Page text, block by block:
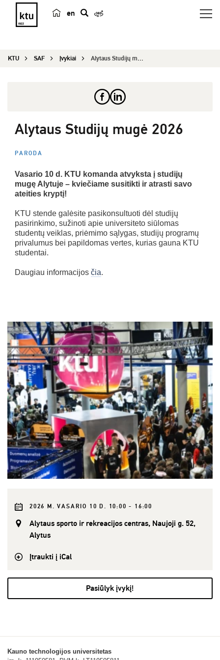
en
e
KTU SAF Įvykiai Alytaus Studijų mugė 2026
Alytaus Studijų mugė 2026
PARODA
Vasario 10 d. KTU komanda atvyksta į studijų
mugę Alytuje – kviečiame susitikti ir atrasti savo
ateities kryptį!
KTU stende galėsite pasikonsultuoti dėl studijų
pasirinkimo, sužinoti apie universiteto siūlomas
studentų veiklas, priėmimo sąlygas, studijų programų
privalumus bei papildomas vertes, kurias gauna KTU
studentai.
Daugiau informacijos čia.
2026 M. VASARIO 10 D. 10:00 - 16:00
Alytaus sporto ir rekreacijos centras, Naujoji g. 52,
Alytus
Įtraukti į iCal
Pasiūlyk įvykį!
Kauno technologijos universitetas